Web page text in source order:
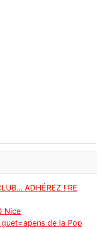
ADHÉREZ ! RE
Nice
de la Pop